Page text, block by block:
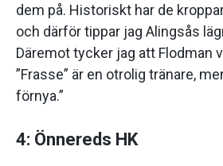
dem på. Historiskt har de
och därför tippar jag Alingsås
Däremot tycker jag att Flodman
”Frasse” är en otrolig tränare,
förnya.”
4: Önnereds HK